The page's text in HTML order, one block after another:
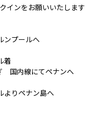
インをお願いいたします
ンプールへ
着
国内線にてペナンへ
よりペナン島へ